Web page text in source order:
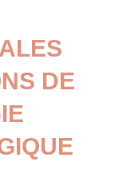
DE